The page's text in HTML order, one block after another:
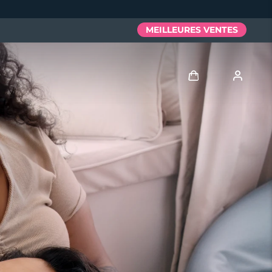
MEILLEURES VENTES
Se connecter
Profil de l'utilisateur
Mes appareils
Mes commandes
Mes adresses
Mes abonnements